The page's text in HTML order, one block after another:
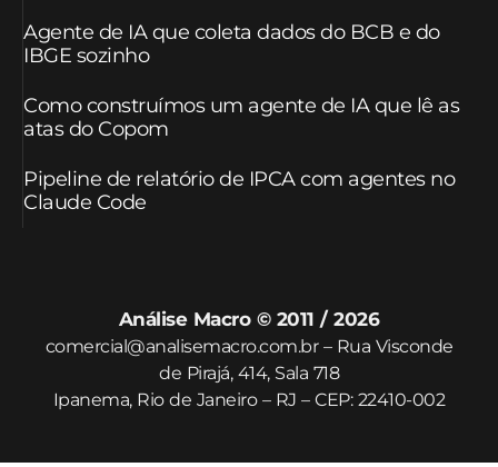
Agente de IA que coleta dados do BCB e do
IBGE sozinho
Como construímos um agente de IA que lê as
atas do Copom
Pipeline de relatório de IPCA com agentes no
Claude Code
Análise Macro © 2011 / 2026
comercial@analisemacro.com.br – Rua Visconde
de Pirajá, 414, Sala 718
Ipanema, Rio de Janeiro – RJ – CEP: 22410-002